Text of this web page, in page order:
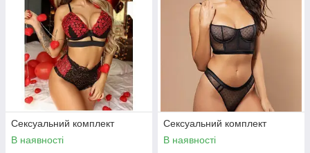
Сексуальний комплект
В наявності
Сексуальний комплект
В наявності